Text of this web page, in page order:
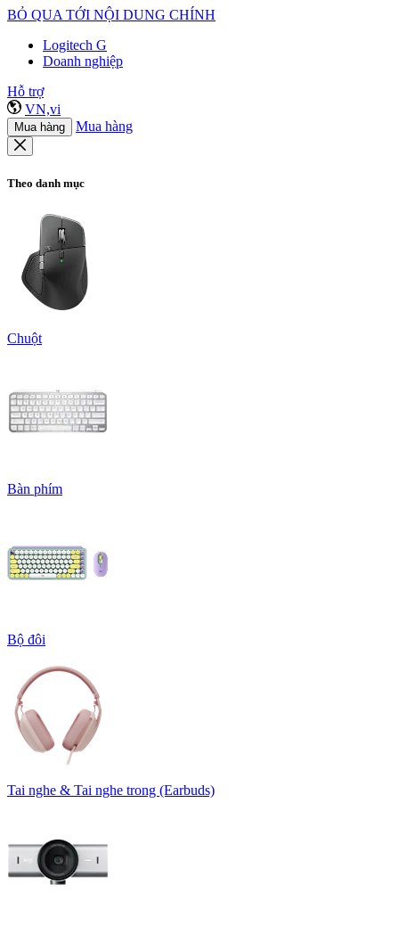
BỎ QUA TỚI NỘI DUNG CHÍNH
Logitech G
Doanh nghiệp
Hỗ trợ
VN,vi
Mua hàng Mua hàng
Theo danh mục
Chuột
Bàn phím
Bộ đôi
Tai nghe & Tai nghe trong (Earbuds)